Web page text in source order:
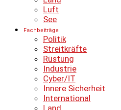
Luft
See
Fachbeiträge
Politik
Streitkräfte
Rüstung
Industrie
Cyber/IT
Innere Sicherheit
International
Land